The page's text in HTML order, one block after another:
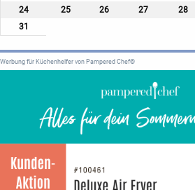
24
25 26 27 28
31
Werbung für Küchenhelfer von Pampered Chef®